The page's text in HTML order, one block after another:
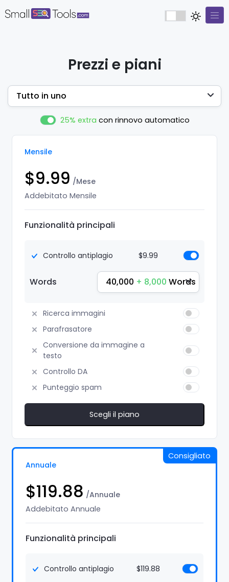
Prezzi e piani
Tutto in uno
25% extra con rinnovo automatico
Mensile
$9.99 /Mese
Addebitato Mensile
Funzionalità principali
Controllo antiplagio $9.99
Words 40,000 + 8,000 Words
Ricerca immagini
Parafrasatore
Conversione da immagine a
testo
Controllo DA
Punteggio spam
Scegli il piano
Consigliato
Annuale
$119.88 /Annuale
Addebitato Annuale
Funzionalità principali
Controllo antiplagio $119.88